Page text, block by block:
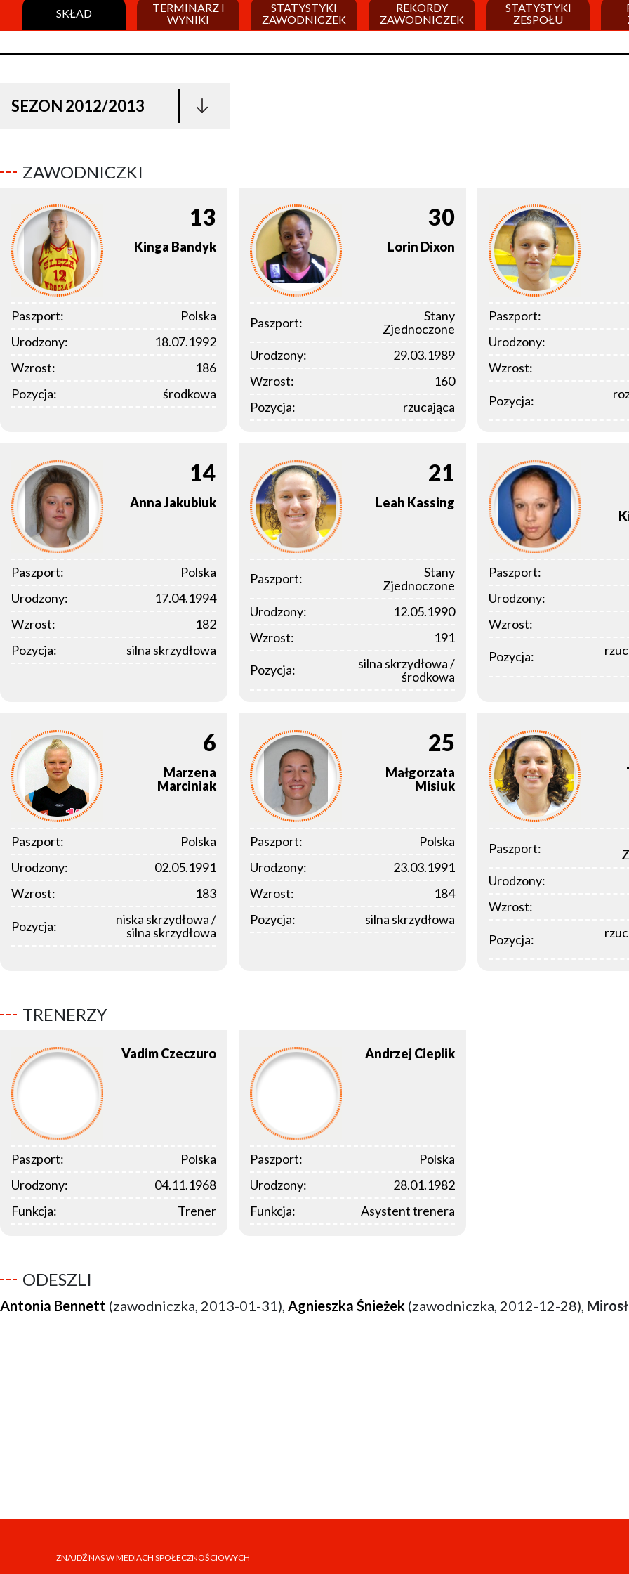
SKŁAD
TERMINARZ I
WYNIKI
STATYSTYKI
ZAWODNICZEK
REKORDY
ZAWODNICZEK
STATYSTYKI
ZESPOŁU
SEZON 2012/2013
ZAWODNICZKI
13
Kinga Bandyk
Paszport:
Polska
Urodzony:
18.07.1992
Wzrost:
186
Pozycja:
środkowa
30
Lorin Dixon
Paszport:
Stany
Zjednoczone
Urodzony:
29.03.1989
Wzrost:
160
Pozycja:
rzucająca
Paszport:
Urodzony:
Wzrost:
Pozycja:
14
AnnaJakubiuk
Paszport:
Polska
Urodzony:
17.04.1994
Wzrost:
182
Pozycja:
silna skrzydłowa
21
Leah Kassing
Paszport:
Stany
Zjednoczone
Urodzony:
12.05.1990
Wzrost:
191
Pozycja:
silna skrzydłowa /
środkowa
Paszport:
Urodzony:
Wzrost:
Pozycja:
6
Marzena
Marciniak
Paszport:
Polska
Urodzony:
02.05.1991
Wzrost:
183
Pozycja:
niska skrzydłowa /
silna skrzydłowa
25
Małgorzata
Misiuk
Paszport:
Polska
Urodzony:
23.03.1991
Wzrost:
184
Pozycja:
silna skrzydłowa
Paszport:
Urodzony:
Wzrost:
Pozycja:
TRENERZY
VadimCzeczuro
Paszport:
Polska
Urodzony:
04.11.1968
Funkcja:
Trener
Andrzej Cieplik
Paszport:
Polska
Urodzony:
28.01.1982
Funkcja:
Asystent trenera
ODESZLI
Antonia Bennett (zawodniczka, 2013-01-31), Agnieszka Śnieżek (zawodniczka, 2012-12-28),
ZNAJDŹ NAS W MEDIACH SPOŁECZNOŚCIOWYCH